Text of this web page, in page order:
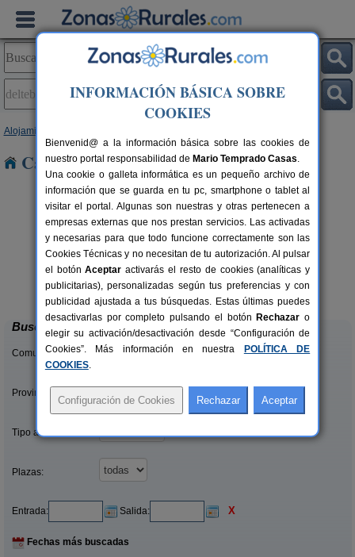
Alojamientos
Casas Rurales en Deltebre
2-7+2 pers.
desde69 €
Ca Calbet
Margalef (Tarragona)
Buscar
Comunidades:
Provincias/Islas:
Tipo alquiler:
Plazas:
Entrada: Salida: X
Fechas más buscadas
INFORMACIÓN BÁSICA SOBRE
COOKIES
Bienvenid@ a la información básica sobre las cookies de
nuestro portal responsabilidad de Mario Temprado Casas.
Una cookie o galleta informática es un pequeño archivo de
información que se guarda en tu pc, smartphone o tablet al
visitar el portal. Algunas son nuestras y otras pertenecen a
empresas externas que nos prestan servicios. Las activadas
y necesarias para que todo funcione correctamente son las
Cookies Técnicas y no necesitan de tu autorización. Al pulsar
el botónAceptar activarás el resto de cookies (analíticas y
publicitarias), personalizadas según tus preferencias y con
publicidad ajustada a tus búsquedas. Estas últimas puedes
desactivarlas por completo pulsando el botón Rechazar o
elegir su activación/desactivación desde “Configuración de
Cookies”. Más información en nuestra
POLÍTICA DE
COOKIES.